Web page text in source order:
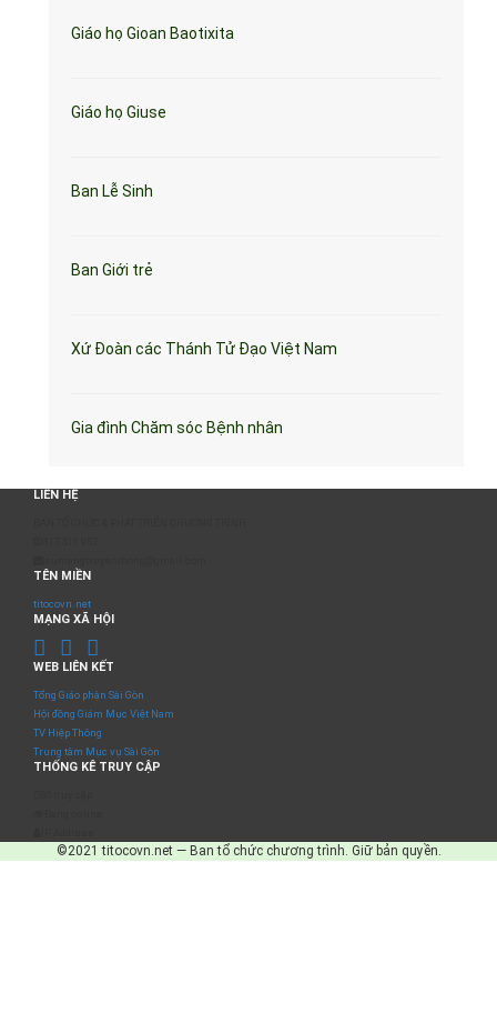
Giáo họ Gioan Baotixita
Giáo họ Giuse
Ban Lễ Sinh
Ban Giới trẻ
Xứ Đoàn các Thánh Tử Đạo Việt Nam
Gia đình Chăm sóc Bệnh nhân
LIÊN HỆ
TÊN MIỀN
titocovn.net
MẠNG XÃ HỘI
WEB LIÊN KẾT
Tổng Giáo phận Sài Gòn
Hội đồng Giám Mục Việt Nam
TV Hiệp Thông
Trung tâm Mục vụ Sài Gòn
THỐNG KÊ TRUY CẬP
©2021 titocovn.net — Ban tổ chức chương trình. Giữ bản quyền.